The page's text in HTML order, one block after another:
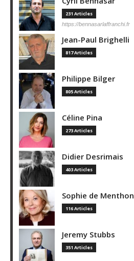
231 Articles
https://bennasarlaffranchi.fr
Jean-Paul Brighelli
817 Articles
Philippe Bilger
805 Articles
Céline Pina
273 Articles
Didier Desrimais
403 Articles
Sophie de Menthon
116 Articles
Jeremy Stubbs
351 Articles